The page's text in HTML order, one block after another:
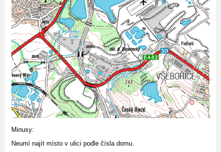
Minusy:
Neumí najít místo v ulici podle čísla domu.